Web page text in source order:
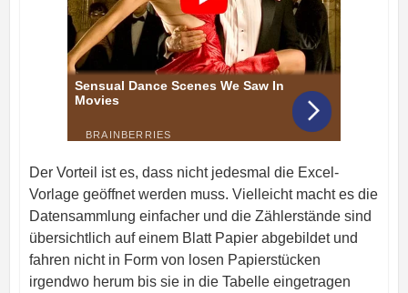
Der Vorteil ist es, dass nicht jedesmal die Excel-
Vorlage geöffnet werden muss. Vielleicht macht es die
Datensammlung einfacher und die Zählerstände sind
übersichtlich auf einem Blatt Papier abgebildet und
fahren nicht in Form von losen Papierstücken
irgendwo herum bis sie in die Tabelle eingetragen